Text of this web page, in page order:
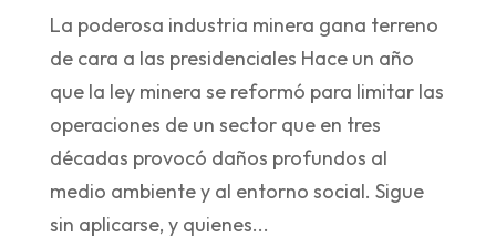
La poderosa industria minera gana terreno
de cara a las presidenciales Hace un año
que la ley minera se reformó para limitar las
operaciones de un sector que en tres
décadas provocó daños profundos al
medio ambiente y al entorno social. Sigue
sin aplicarse, y quienes...